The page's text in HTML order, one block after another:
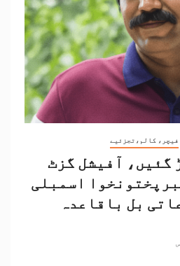
فیچر، کالم،تجزئیے
گئیں، آفیشل گزٹ
اسمبلی
بل باقاعدہ